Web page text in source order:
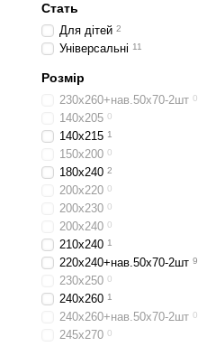
Стать
Для дітей 2
Універсальні 11
Розмір
230х260+нав.50х70-2шт 0
140х205 0
140х215 1
150х200 0
180x240 2
200х220 0
200х230 0
200х240 0
210х240 1
220х240+нав.50х70-2шт 9
230х250 0
240х260 1
240х260+нав.50х70-2шт 0
245х270 0